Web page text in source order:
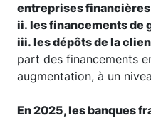
entreprises
ii. les financements de
iii. les dépôts de la
part des financements
augmentation, à un
En 2025, les banques